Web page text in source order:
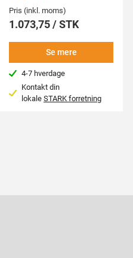
Pris (inkl. moms)
1.073,75 / STK
Se mere
4-7 hverdage
Kontakt din
lokale STARK forretning